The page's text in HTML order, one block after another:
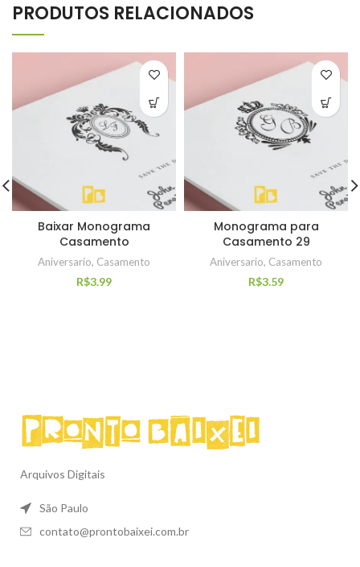
PRODUTOS RELACIONADOS
Baixar Monograma
Casamento
Aniversario, Casamento
R$3.99
Monograma para
Casamento 29
Aniversario, Casamento
R$3.59
Arquivos Digitais
São Paulo
contato@prontobaixei.com.br